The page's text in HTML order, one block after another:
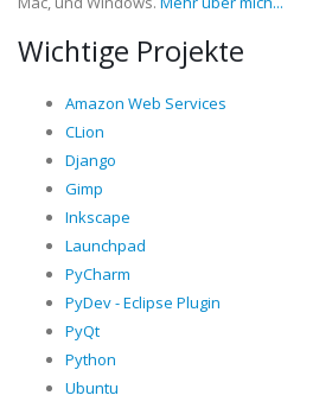
Wichtige Projekte
Amazon Web Services
CLion
Django
Gimp
Inkscape
Launchpad
PyCharm
PyDev - Eclipse Plugin
PyQt
Python
Ubuntu